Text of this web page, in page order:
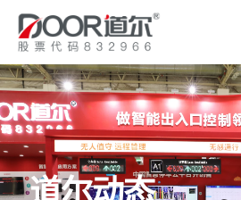
道尔动态